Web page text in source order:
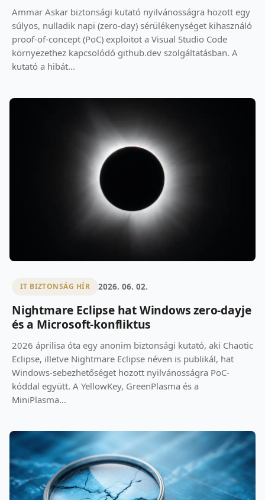
Ammar Askar biztonsági kutató nyilvánosságra hozott egy
súlyos, nulladik napi (zero-day) sérülékenységet kihasználó
proof-of-concept (PoC) exploitot a Visual Studio Code
környezethez kapcsolódó github.dev szolgáltatásban. A
kutató a hibát...
IT BIZTONSÁG HÍR 2026. 06. 02.
Nightmare Eclipse hat Windows zero-dayje
és a Microsoft-konfliktus
2026 áprilisa óta egy anonim biztonsági kutató, aki Chaotic
Eclipse, illetve Nightmare Eclipse néven is publikál, hat
Windows-sebezhetőséget hozott nyilvánosságra PoC-
kóddal együtt. A YellowKey, GreenPlasma és a
MiniPlasma...